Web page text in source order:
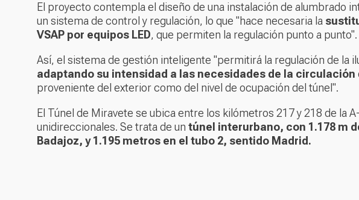
El proyecto contempla el diseño de una instalación de alumbrado
un sistema de control y regulación, lo que "hace necesaria la
VSAP por equipos LED, que permiten la regulación punto a punto".
Así, el sistema de gestión inteligente "permitirá la regulación de la
adaptando su intensidad a las necesidades de la circulación
proveniente del exterior como del nivel de ocupación del túnel".
El Túnel de Miravete se ubica entre los kilómetros 217 y 218 de la
unidireccionales. Se trata de un túnel interurbano, con 1.178 m
Badajoz, y 1.195 metros en el tubo 2, sentido Madrid.